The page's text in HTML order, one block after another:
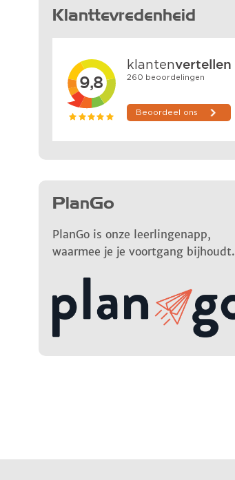
Klanttevredenheid
PlanGo
PlanGo is onze leerlingenapp,
waarmee je je voortgang bijhoudt.